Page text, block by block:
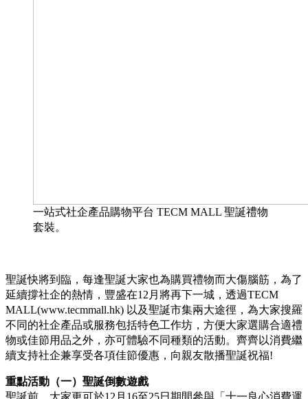
一站式社企產品購物平台 TECM MALL 聖誕禮物
套裝。
聖誕快將到臨，每逢聖誕大家也為購買禮物而大傷腦筋，為了
延續撐社企的熱情，豐盛在12月將再下一城，透過TECM
MALL(www.tecmmall.hk) 以及聖誕市集兩大途徑，為大家搜羅
不同的社企產品或服務包括特色工作坊，方便大家選購合適禮
物或佳節用品之外，亦可體驗不同種類的活動。齊齊以消費繼
續支持社企兼享受各項佳節優惠，向親友散播聖誕祝福!
重點活動（一）聖誕倒數遊戲